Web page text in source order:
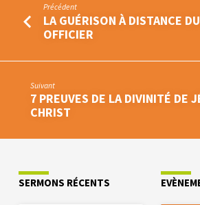
Précédent
LA GUÉRISON À DISTANCE
OFFICIER
Suivant
7 PREUVES DE LA DIVINITÉ DE
CHRIST
SERMONS RÉCENTS